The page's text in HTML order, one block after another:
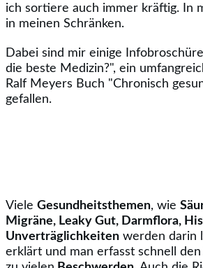
ich sortiere auch immer kräftig. In
in meinen Schränken.
Dabei sind mir einige
die beste Medizin?", ein
Ralf Meyers Buch "Chronisch
gefallen.
Viele Gesundheitsthemen, wie
Migräne, Leaky Gut, Darmflora,
Unverträglichkeiten werden darin
erklärt und man erfasst schnell den